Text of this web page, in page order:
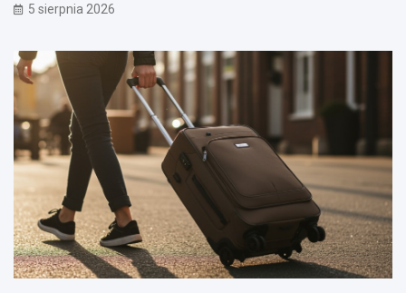
5 sierpnia 2026